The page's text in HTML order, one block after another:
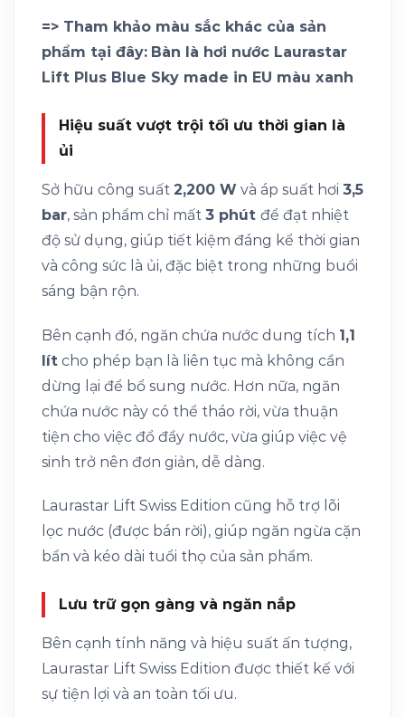
=> Tham khảo màu sắc khác của sản
phẩm tại đây: Bàn là hơi nước Laurastar
Lift Plus Blue Sky made in EU màu xanh
Hiệu suất vượt trội tối ưu thời gian là
ủi
Sở hữu công suất 2,200 W và áp suất hơi 3,5
bar, sản phẩm chỉ mất 3 phút để đạt nhiệt
độ sử dụng, giúp tiết kiệm đáng kể thời gian
và công sức là ủi, đặc biệt trong những buổi
sáng bận rộn.
Bên cạnh đó, ngăn chứa nước dung tích 1,1
lít cho phép bạn là liên tục mà không cần
dừng lại để bổ sung nước. Hơn nữa, ngăn
chứa nước này có thể tháo rời, vừa thuận
tiện cho việc đổ đầy nước, vừa giúp việc vệ
sinh trở nên đơn giản, dễ dàng.
Laurastar Lift Swiss Edition cũng hỗ trợ lõi
lọc nước (được bán rời), giúp ngăn ngừa cặn
bẩn và kéo dài tuổi thọ của sản phẩm.
Lưu trữ gọn gàng và ngăn nắp
Bên cạnh tính năng và hiệu suất ấn tượng,
Laurastar Lift Swiss Edition được thiết kế với
sự tiện lợi và an toàn tối ưu.